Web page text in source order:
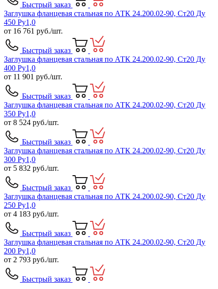
Быстрый заказ
Заглушка фланцевая стальная по АТК 24.200.02-90, Ст20 Ду
450 Ру1,0
от 16 761 руб./шт.
Быстрый заказ
Заглушка фланцевая стальная по АТК 24.200.02-90, Ст20 Ду
400 Ру1,0
от 11 901 руб./шт.
Быстрый заказ
Заглушка фланцевая стальная по АТК 24.200.02-90, Ст20 Ду
350 Ру1,0
от 8 524 руб./шт.
Быстрый заказ
Заглушка фланцевая стальная по АТК 24.200.02-90, Ст20 Ду
300 Ру1,0
от 5 832 руб./шт.
Быстрый заказ
Заглушка фланцевая стальная по АТК 24.200.02-90, Ст20 Ду
250 Ру1,0
от 4 183 руб./шт.
Быстрый заказ
Заглушка фланцевая стальная по АТК 24.200.02-90, Ст20 Ду
200 Ру1,0
от 2 793 руб./шт.
Быстрый заказ